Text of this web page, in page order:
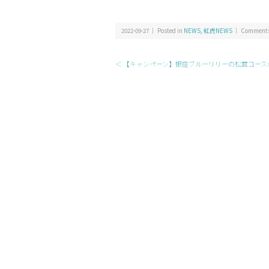
2022-09-27 ｜ Posted in NEWS 紅虎NEWS ｜
＜ 【キャンペーン】銀座ブルーリリーの松茸コー